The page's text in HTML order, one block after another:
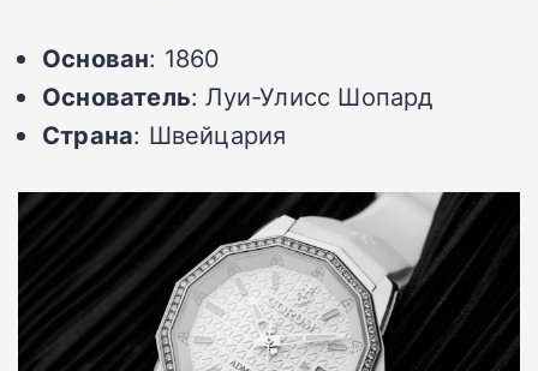
Основан: 1860
Основатель: Луи-Улисс Шопард
Страна: Швейцария